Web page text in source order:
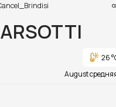
26
August